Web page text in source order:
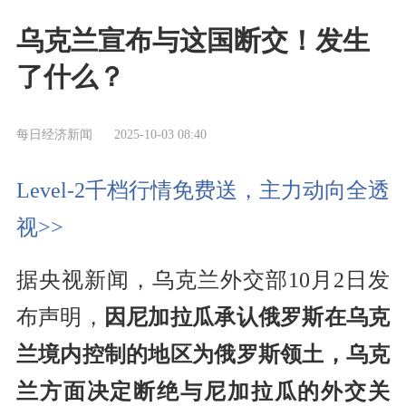
乌克兰宣布与这国断交！发生
了什么？
每日经济新闻 2025-10-03 08:40
Level-2千档行情免费送，主力动向全透
视>>
据央视新闻，乌克兰外交部10月2日发
布声明， 因尼加拉瓜承认俄罗斯在乌克
兰境内控制的地区为俄罗斯领土，乌克
兰方面决定断绝与尼加拉瓜的外交关